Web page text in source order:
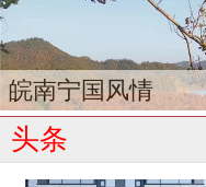
皖南宁国风情
头条